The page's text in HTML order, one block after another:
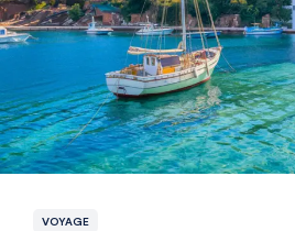
VOYAGE